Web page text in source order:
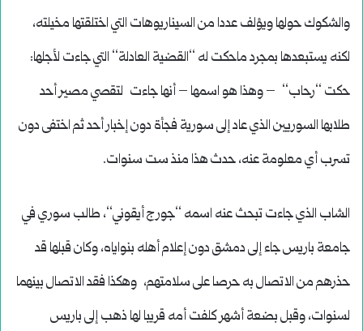
والشكوك حولها ويؤلف عددا من السيناريوهات التي اختلقتها مخيلته،
لكنه يستبعدها بمجرد ماحكت له ‘‘القضية العادلة‘‘ التي جاءت لأجلها:
حكت ‘‘رحاب‘‘ – وهذا هو اسمها – أنها جاءت لتقصي مصير أحد
طلابها السوريين الذي عاد إلى سورية فجأة دون إخبار أحد ثم اختفى دون
تسرب أي معلومة عنه، حدث هذا منذ ست سنوات.
الشاب الذي جاءت تبحث عنه اسمه ‘‘جورج أيقوني‘‘، طالب سوري في
جامعة باريس جاء إلى دمشق دون إعلام أهله بنواياه، وكان قبلها قد
حذرهم من الاتصال به حرصا على سلامتهم، وهكذا فقد الاتصال بينهما
لسنوات، وقبل بضعة أشهر كلفت أمه قريبا لها ذهب إلى باريس